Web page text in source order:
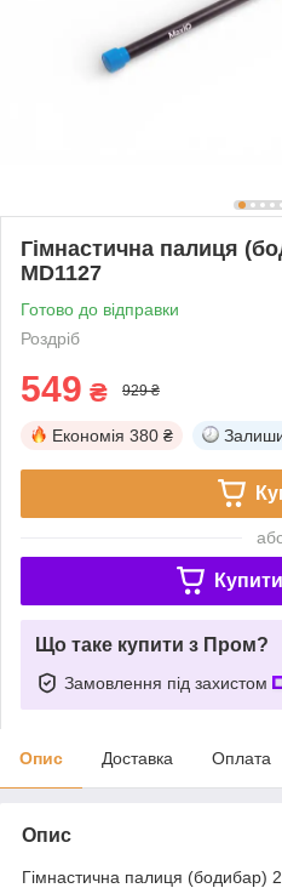
Гімнастична палиця
MD1127
Готово до відправки
Роздріб
549 ₴ 929 ₴
Економія 380 ₴
Що таке купити з Пром?
Замовлення під захистом
Опис Доставка Оплата
Опис
Гімнастична палиця (бодибар) 2